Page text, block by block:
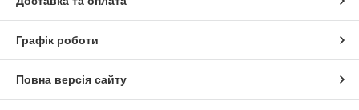
Графік роботи
Повна версія сайту